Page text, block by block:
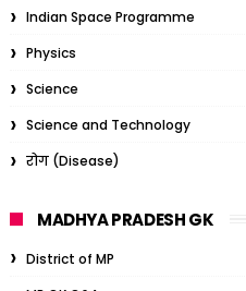
Indian Space Programme
Physics
Science
Science and Technology
रोग (Disease)
MADHYA PRADESH GK
District of MP